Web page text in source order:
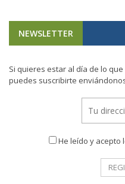
NEWSLETTER
Si quieres estar al día de lo
puedes suscribirte
He leído y acepto